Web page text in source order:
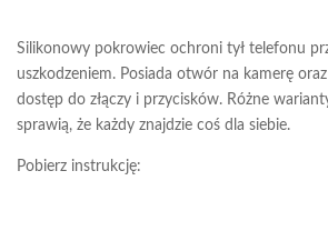
Silikonowy pokrowiec ochroni tył telefonu
uszkodzeniem. Posiada otwór na kamerę
dostęp do złączy i przycisków. Różne
sprawią, że każdy znajdzie coś dla siebie.
Pobierz instrukcję: